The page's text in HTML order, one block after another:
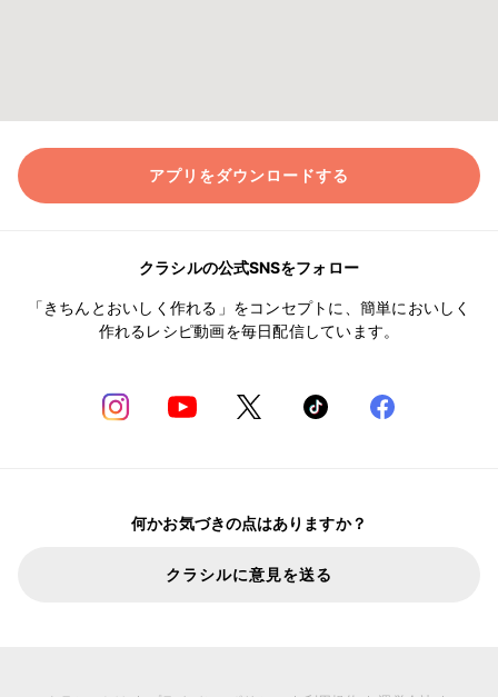
アプリをダウンロードする
クラシルの公式SNSをフォロー
「きちんとおいしく作れる」をコンセプトに、簡単においしく
作れるレシピ動画を毎日配信しています。
何かお気づきの点はありますか？
クラシルに意見を送る